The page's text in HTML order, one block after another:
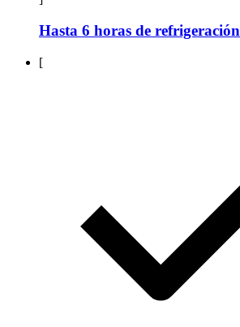
Hasta 6 horas de refrigeración
[